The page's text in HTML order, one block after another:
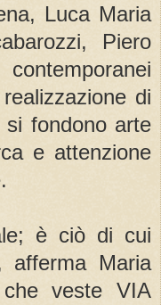
Luca Maria
Piero
di
fondono arte
e attenzione
è ciò di cui
afferma Maria
veste VIA